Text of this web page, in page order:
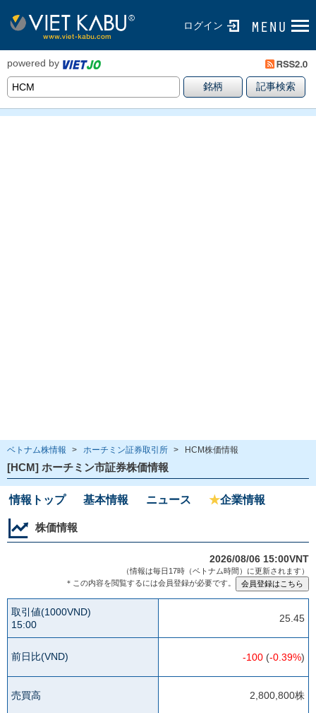
ログイン
powered by
ベトナム株情報 > ホーチミン証券取引所 > HCM株価情報
[HCM] ホーチミン市証券株価情報
情報トップ 基本情報 ニュース ★企業情報
株価情報
2026/08/06 15:00VNT
（情報は毎日17時（ベトナム時間）に更新されます）
＊この内容を閲覧するには会員登録が必要です。
取引値(1000VND)
15:00
25.45
前日比(VND) -100 (-0.39%)
売買高 2,800,800株